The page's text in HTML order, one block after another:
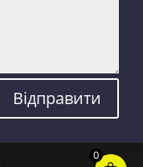
Відправити
0